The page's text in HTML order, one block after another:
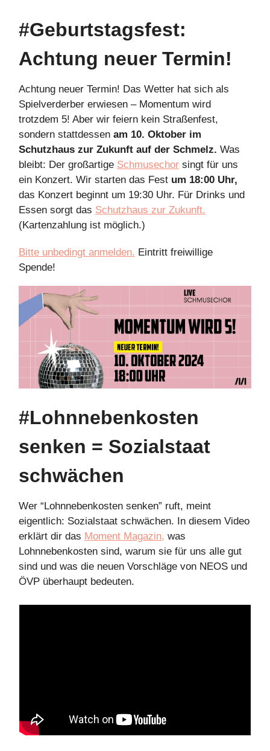
#Geburtstagsfest:
Achtung neuer Termin!
Achtung neuer Termin! Das Wetter hat sich als
Spielverderber erwiesen – Momentum wird
trotzdem 5! Aber wir feiern kein Straßenfest,
sondern stattdessen am 10. Oktober im
Schutzhaus zur Zukunft auf der Schmelz. Was
bleibt: Der großartige Schmusechor singt für uns
ein Konzert. Wir starten das Fest um 18:00 Uhr,
das Konzert beginnt um 19:30 Uhr. Für Drinks und
Essen sorgt das Schutzhaus zur Zukunft.
(Kartenzahlung ist möglich.)
Bitte unbedingt anmelden. Eintritt freiwillige
Spende!
#Lohnnebenkosten
senken = Sozialstaat
schwächen
Wer “Lohnnebenkosten senken” ruft, meint
eigentlich: Sozialstaat schwächen. In diesem Video
erklärt dir das Moment Magazin, was
Lohnnebenkosten sind, warum sie für uns alle gut
sind und was die neuen Vorschläge von NEOS und
ÖVP überhaupt bedeuten.